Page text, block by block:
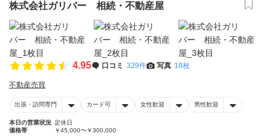
株式会社ガリバー 相続・不動産屋
4.95 口コミ 329件 写真 18枚
不動産売買
出張・訪問専門 カード可 女性歓迎 男性歓迎
本日の営業状況 定休日
価格帯
￥45,000〜￥300,000